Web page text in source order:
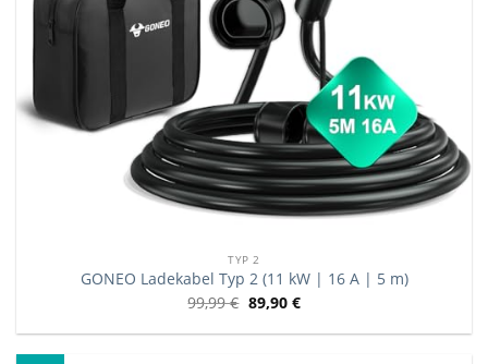
TYP 2
GONEO Ladekabel Typ 2 (11 kW | 16 A | 5 m)
99,99€ 89,90 €